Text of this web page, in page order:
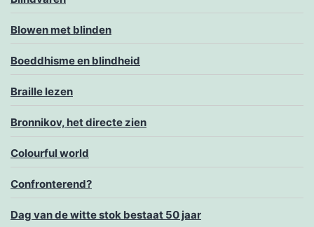
Blowen met blinden
Boeddhisme en blindheid
Braille lezen
Bronnikov, het directe zien
Colourful world
Confronterend?
Dag van de witte stok bestaat 50 jaar